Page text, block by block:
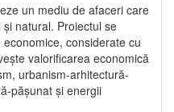
un mediu de afaceri care
natural. Proiectul se
considerate cu
valorificarea economică
urbanism-arhitectură-
pășunat și energii